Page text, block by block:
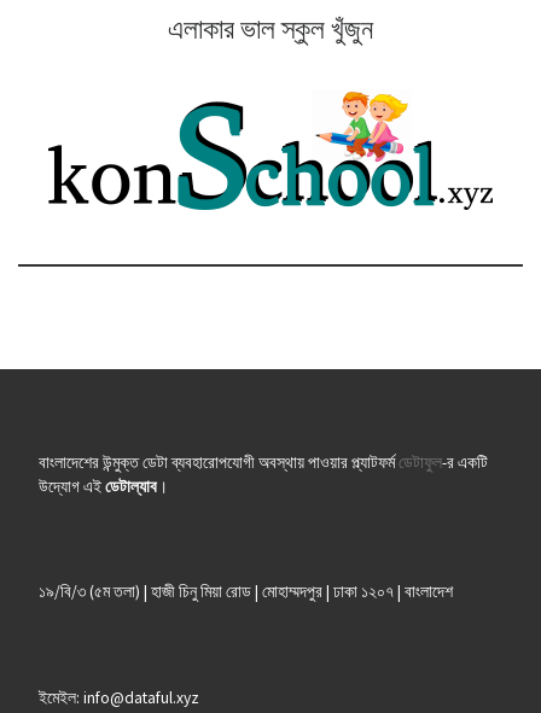
এলাকার ভাল স্কুল খুঁজুন
বাংলাদেশের উন্মুক্ত ডেটা ব্যবহারোপযোগী অবস্থায় পাওয়ার প্ল্যাটফর্মডেটাফুল-র একটি
উদ্যোগ এইডেটাল্যাব।
১৯/বি/৩ (৫ম তলা) | হাজী চিনু মিয়া রোড | মোহাম্মদপুর | ঢাকা ১২০৭ | বাংলাদেশ
ইমেইল: info@dataful.xyz